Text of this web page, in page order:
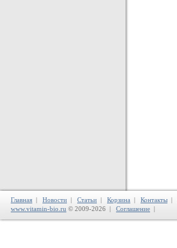
Главная | Новости | Статьи | Корзина | Контакты |
www.vitamin-bio.ru © 2009-2026 | Соглашение |